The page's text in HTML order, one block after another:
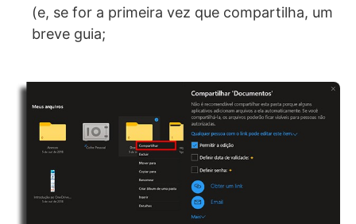
(e, se for a primeira vez que compartilha, um
breve guia;